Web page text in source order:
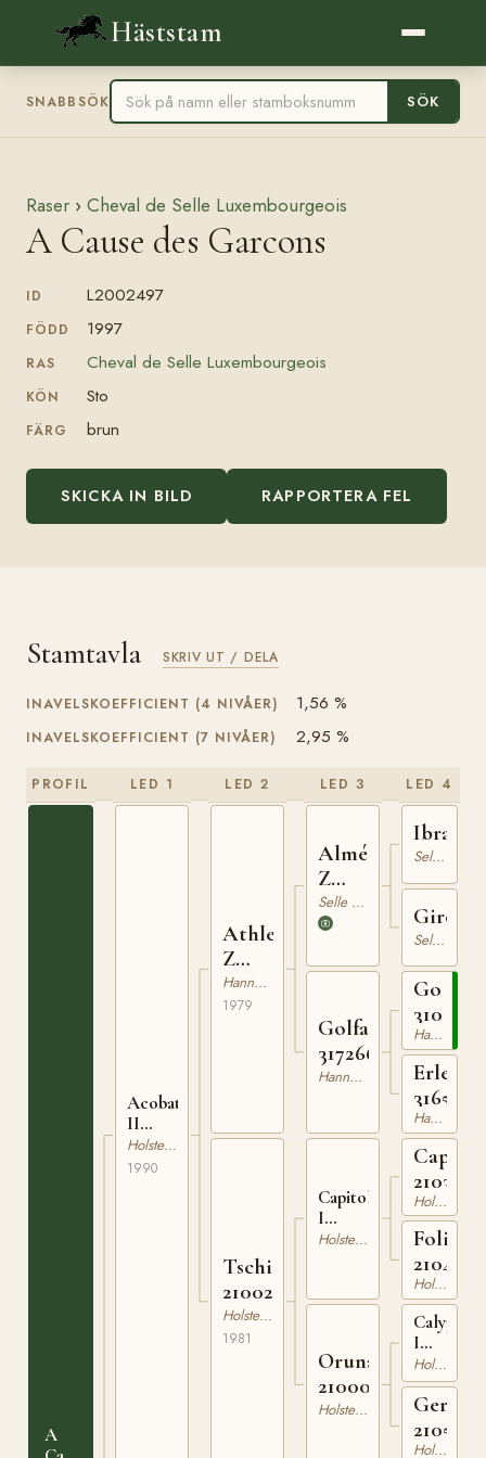
Häststam
SNABBSÖK SÖK
Raser › Cheval de Selle Luxembourgeois
A Cause des Garcons
ID L2002497
FÖDD 1997
RAS Cheval de Selle Luxembourgeois
KÖN Sto
FÄRG brun
SKICKA IN BILD RAPPORTERA FEL
Stamtavla SKRIV UT / DELA
INAVELSKOEFFICIENT (4 NIVÅER) 1,56 %
INAVELSKOEFFICIENT (7 NIVÅER) 2,95 %
PROFIL
A
LED 1
Acobat
II
210069890
Holsteiner
1990
LED 2
Athlet
Z
310223679
Hannoveranare
1979
Tschita
210022181
Holsteiner
1981
LED 3
Almé
Z
310077466
Selle Francais
Golfamt
317266803
Hannoveranare
Capitol
I
210615475
Holsteiner
Oruna
210001077
Holsteiner
LED 4
Ibrahim
Selle Francais
Selle Francais
Hannoveranare
Hannoveranare
Holsteiner
Folia
Holsteiner
Calypso
I
210603473
Holsteiner
Gerlis
Holsteiner